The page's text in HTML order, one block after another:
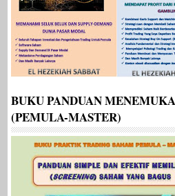
BUKU PANDUAN
(PEMULA-MASTER)